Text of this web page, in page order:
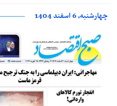
چهارشنبه، 6 اسفند 1404